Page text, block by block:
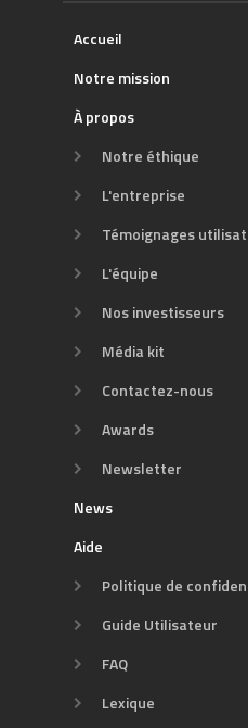
Accueil
Notre mission
À propos
Notre éthique
L'entreprise
Témoignages
L'équipe
Nos investisseurs
Média kit
Contactez-nous
Awards
Newsletter
News
Aide
Politique de
Guide Utilisateur
FAQ
Lexique